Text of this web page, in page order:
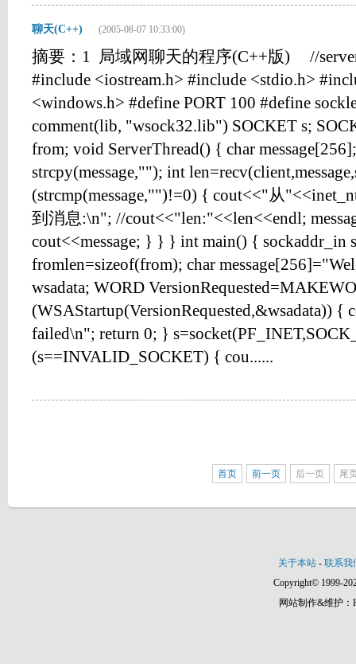
聊天(C++) (2005-08-07 10:33:00)
摘要：1 局域网聊天的程序(C++版) //
#include <iostream.h> #include <stdio.h>
<windows.h> #define PORT 100 #define
comment(lib, "wsock32.lib") SOCKET s;
from; void ServerThread() { char
strcpy(message,""); int
(strcmp(message,"")!=0) { cout<<"从
到消息:\n"; //cout<<"len:"<<len<<endl;
cout<<message; } } } int main() { sockaddr_in
fromlen=sizeof(from); char
wsadata; WORD
(WSAStartup(VersionRequested,&wsadata)) {
failed\n"; return 0; }
(s==INVALID_SOCKET) { cou......
首页 前一页 后一页 尾
关于本站 - 联系我
Copyright© 1999-
网站制作&维护